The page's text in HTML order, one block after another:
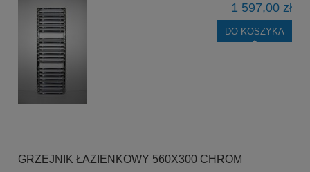
1 597,00 zł
DO KOSZYKA
GRZEJNIK ŁAZIENKOWY 560X300 CHROM